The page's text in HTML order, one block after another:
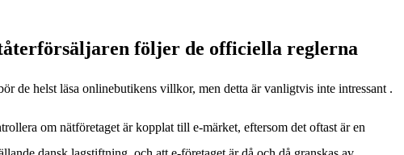
följer de officiella reglerna
de helst läsa onlinebutikens villkor, men detta är vanligtvis inte intressant .
om nätföretaget är kopplat till e-märket, eftersom det oftast är en